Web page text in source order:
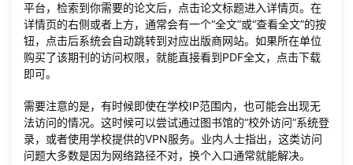
平台，检索到你需要的论文后，点击论文标题进入详情页。在
详情页的右侧或者上方，通常会有一个“全文”或“查看全文”的按
钮，点击后系统会自动跳转到对应出版商网站。如果所在单位
购买了该期刊的访问权限，就能直接看到PDF全文，点击下载
即可。
需要注意的是，有时候即使在学校IP范围内，也可能会出现无
法访问的情况。这时候可以尝试通过图书馆的“校外访问”系统登
录，或者使用学校提供的VPN服务。业内人士指出，这类访问
问题大多数是因为网络路径不对，换个入口通常就能解决。